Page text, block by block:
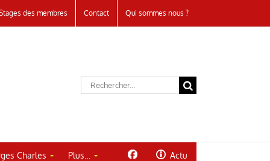
des membres Contact Qui sommes nous ?
Rechercher:
Charles Plus… Actu